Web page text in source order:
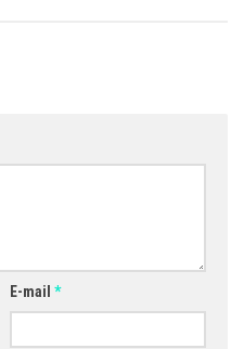
E-mail *